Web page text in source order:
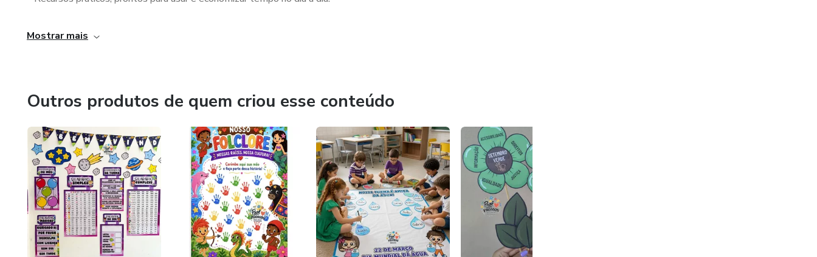
* Atividades interativas e educativas, perfeitas para casa ou sala de aula.
Mostrar mais
Outros produtos de quem criou esse conteúdo